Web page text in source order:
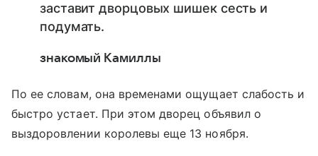
заставит дворцовых шишек сесть и
подумать.
знакомый Камиллы
По ее словам, она временами ощущает слабость и
быстро устает. При этом дворец объявил о
выздоровлении королевы еще 13 ноября.